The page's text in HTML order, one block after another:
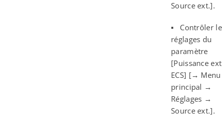
Source ext.].
▪ Contrôler
réglages du
paramètre
[Puissance
ECS] [→ Menu
principal →
Réglages →
Source ext.].